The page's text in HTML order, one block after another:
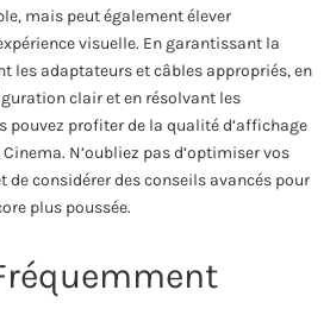
mais peut également élever
visuelle. En garantissant la
les adaptateurs et câbles appropriés, en
clair et en résolvant les
pouvez profiter de la qualité d’affichage
N’oubliez pas d’optimiser vos
de considérer des conseils avancés pour
plus poussée.